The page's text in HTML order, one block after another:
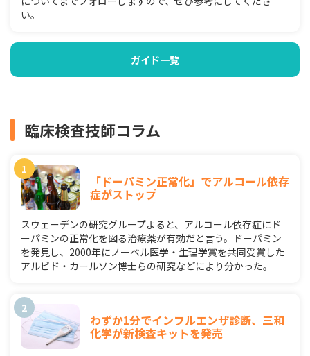
い。
ガイド一覧
臨床検査技師コラム
「ドーパミン正常化」でアルコール依存
症がストップ
スウェーデンの研究グループよると、アルコール依存症にド
ーパミンの正常化を図る治療薬が有効だと言う。ドーパミン
を発見し、2000年にノーベル医学・生理学賞を共同受賞した
アルビド・カールソン博士らの研究などにより分かった。
わずか1分でインフルエンザ診断、三和
化学が新検査キットを発売